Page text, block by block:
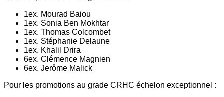
1ex. Mourad Baiou
1ex. Sonia Ben Mokhtar
1ex. Thomas Colcombet
1ex. Stéphanie Delaune
1ex. Khalil Drira
6ex. Clémence Magnien
6ex. Jerôme Malick
Pour les promotions au grade CRHC échelon exceptionnel :